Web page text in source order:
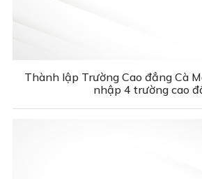
Thành lập Trường Cao đẳng Cà
nhập 4 trường cao